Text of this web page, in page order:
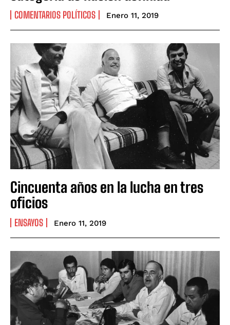
COMENTARIOS POLÍTICOS Enero 11, 2019
Cincuenta años en la lucha en tres
oficios
ENSAYOS Enero 11, 2019